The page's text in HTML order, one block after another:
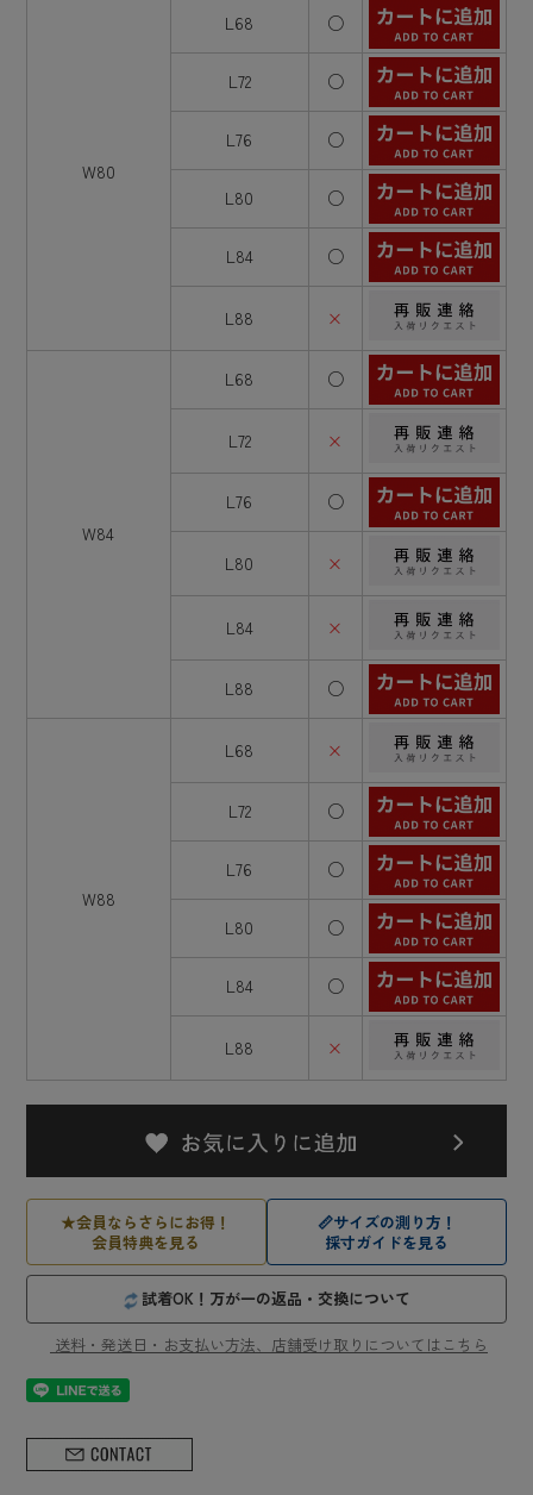
W80
L68 ○
L72 ○
L76 ○
L80 ○
L84 ○
L88 ×
W84
L68 ○
L72 ×
L76 ○
L80 ×
L84 ×
L88 ○
W88
L68 ×
L72 ○
L76 ○
L80 ○
L84 ○
L88 ×
★会員ならさらにお得！
会員特典を見る
📏サイズの測り方！
採寸ガイドを見る
試着OK！万が一の返品・交換について
送料・発送日・お支払い方法、店舗受け取りについてはこちら